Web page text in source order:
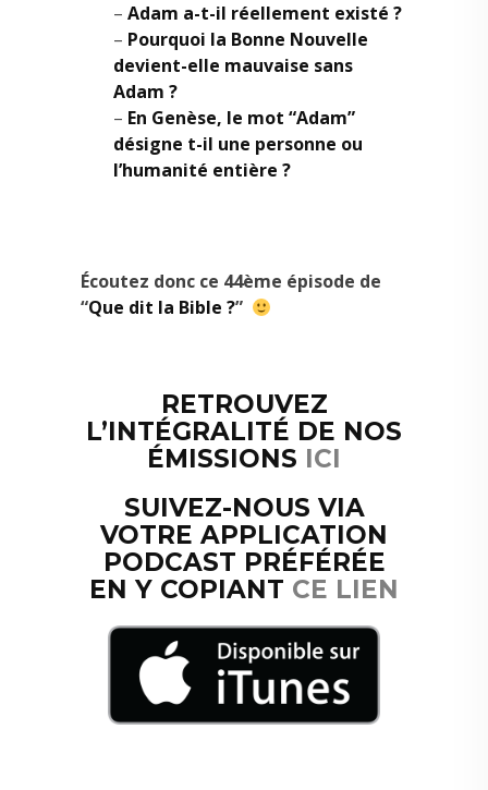
– Adam a-t-il réellement existé ?
– Pourquoi la Bonne Nouvelle
devient-elle mauvaise sans
Adam ?
– En Genèse, le mot “Adam”
désigne t-il une personne ou
l’humanité entière ?
Écoutez donc ce 44ème épisode de
“Que dit la Bible ?”
RETROUVEZ
L’INTÉGRALITÉ DE NOS
ÉMISSIONS ICI
SUIVEZ-NOUS VIA
VOTRE APPLICATION
PODCAST PRÉFÉRÉE
EN Y COPIANT CE LIEN